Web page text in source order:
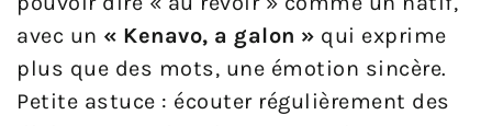
avec un « Kenavo, a galon » qui exprime
plus que des mots, une émotion sincère.
Petite astuce : écouter régulièrement des